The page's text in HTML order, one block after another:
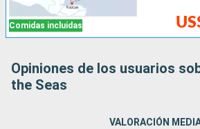
Comidas incluidas
Opiniones de los usuarios
the Seas
VALORACIÓN